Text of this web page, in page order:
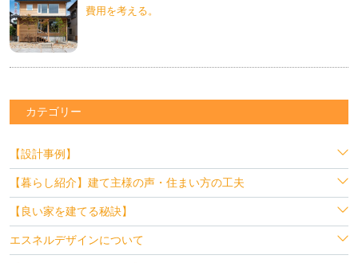
費用を考える。
カテゴリー
【設計事例】
【暮らし紹介】建て主様の声・住まい方の工夫
【良い家を建てる秘訣】
エスネルデザインについて